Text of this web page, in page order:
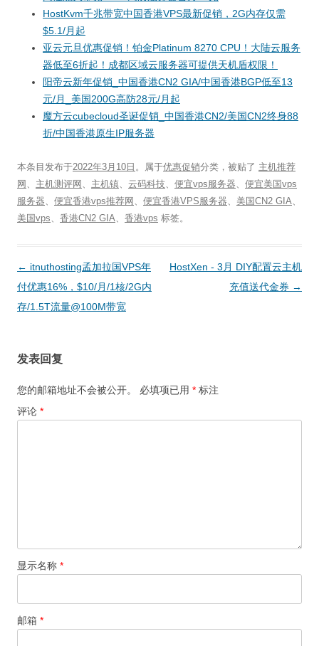
HostKvm千兆带宽中国香港VPS最新促销，2G内存仅需
$5.1/月起
亚云元旦优惠促销！铂金Platinum 8270 CPU！大陆云服务
器低至6折起！成都区域云服务器可提供天机盾权限！
阳帝云新年促销_中国香港CN2 GIA/中国香港BGP低至13
元/月_美国200G高防28元/月起
魔方云cubecloud圣诞促销_中国香港CN2/美国CN2终身88
折/中国香港原生IP服务器
本条目发布于2022年3月10日 。属于优惠促销分类，被贴了 主机推荐
网
主机测评网 主机镇 云码科技 便宜vps服务器
便宜美国vps
服务器
便宜香港vps推荐网 便宜香港VPS服务器 美国CN2 GIA
美国vps
香港CN2 GIA 香港vps 标签。
文
章
导
← itnuthosting孟加拉国VPS年
付优惠16%，$10/月/1核/2G内
存/1.5T流量@100M带宽
HostXen - 3月 DIY配置云主机
充值送代金券 →
发表回复
您的邮箱地址不会被公开。 必填项已用 * 标注
评论 *
显示名称 *
邮箱 *